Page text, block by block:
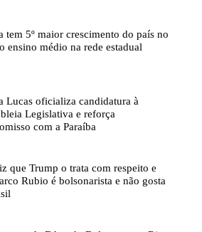
tem 5º maior crescimento do país no
ensino médio na rede estadual
Lucas oficializa candidatura à
Legislativa e reforça
com a Paraíba
que Trump o trata com respeito e
Rubio é bolsonarista e não gosta